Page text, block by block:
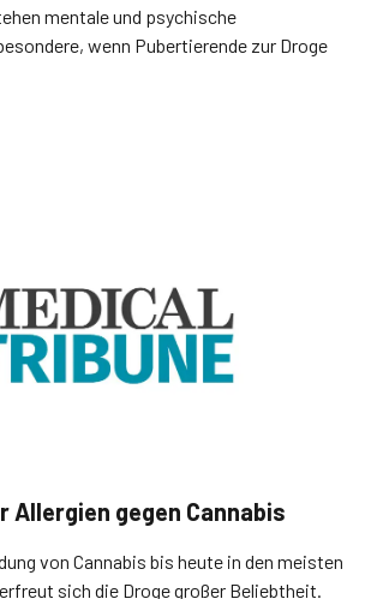
mentale und psychische
wenn Pubertierende zur Droge
Allergien gegen Cannabis
von Cannabis bis heute in den meisten
sich die Droge großer Beliebtheit.